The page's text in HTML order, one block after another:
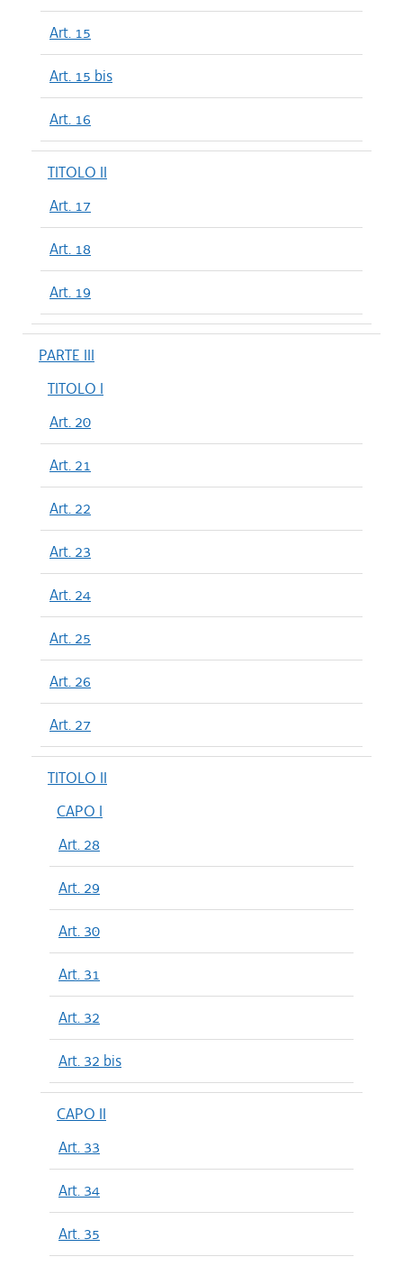
Art. 15
Art. 15 bis
Art. 16
TITOLO II
Art. 17
Art. 18
Art. 19
PARTE III
TITOLO I
Art. 20
Art. 21
Art. 22
Art. 23
Art. 24
Art. 25
Art. 26
Art. 27
TITOLO II
CAPO I
Art. 28
Art. 29
Art. 30
Art. 31
Art. 32
Art. 32 bis
CAPO II
Art. 33
Art. 34
Art. 35